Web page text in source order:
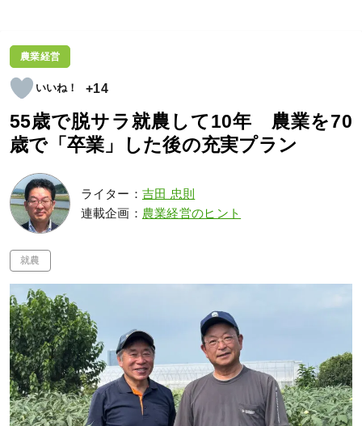
農業経営
+14
55歳で脱サラ就農して10年 農業を70
歳で「卒業」した後の充実プラン
ライター： 吉田 忠則
連載企画： 農業経営のヒント
就農